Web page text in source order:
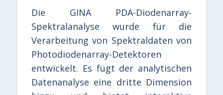
Die GINA PDA-Diodenarray-
Spektralanalyse wurde für die
Verarbeitung von Spektraldaten von
Photodiodenarray-Detektoren
entwickelt. Es fügt der analytischen
Datenanalyse eine dritte Dimension